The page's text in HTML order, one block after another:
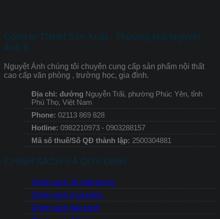
Công ty TNHH Sản Xuất - Thương Mại Nguyệt
Ánh II
Nguyệt Ánh chúng tôi chuyên cung cấp sản phẩm nội thất
cao cấp văn phòng , trường học, gia đình.
Địa chỉ: đường Nguyễn Trãi, phường Phúc Yên, tỉnh
Phú Thọ, Việt Nam
Phone: 02113 869 828
Hotline: 0982210973 - 0903288157
Mã số thuế/Số QĐ thành lập: 2500304881
CHÍNH SÁCH VÀ QUY ĐỊNH
Chính sách về chất lượng
Chính sách mua hàng
Chính sách bảo hành